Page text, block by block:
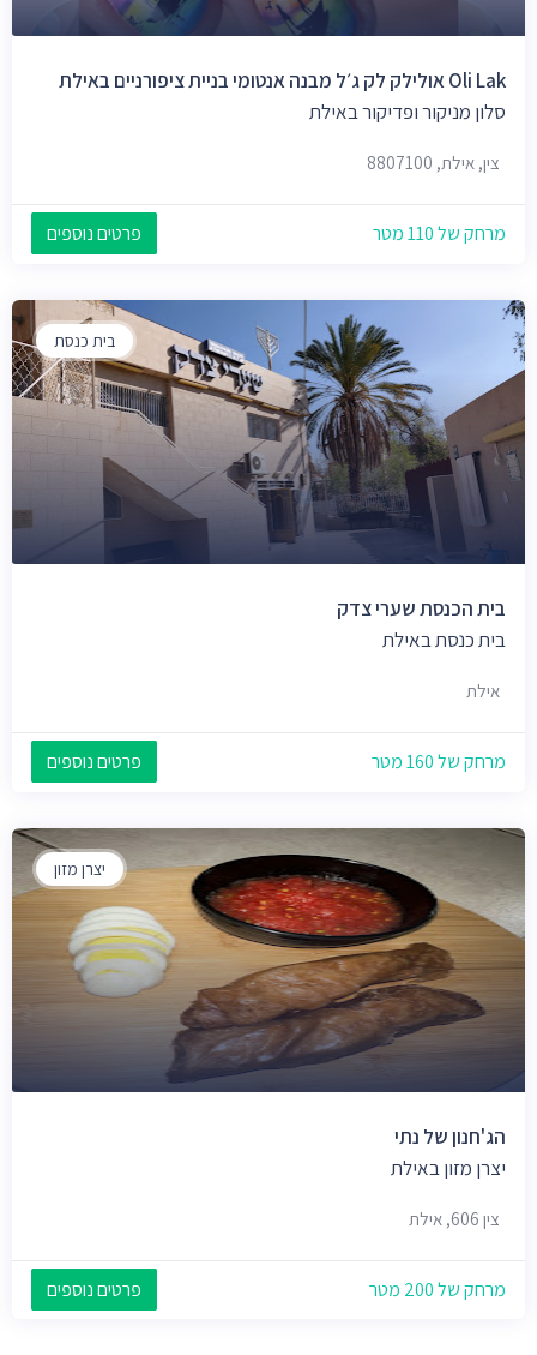
Oli Lak אולילק לק ג׳ל מבנה אנטומי בניית ציפורניים באילת
סלון מניקור ופדיקור באילת
צין, אילת, 8807100
מרחק של 110 מטר פרטים נוספים
בית כנסת
בית הכנסת שערי צדק
בית כנסת באילת
אילת
מרחק של 160 מטר פרטים נוספים
יצרן מזון
הג'חנון של נתי
יצרן מזון באילת
צין 606, אילת
מרחק של 200 מטר פרטים נוספים